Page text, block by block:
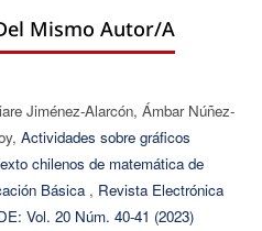
Mismo Autor/a
Jiménez-Alarcón, Ámbar Núñez-
Actividades sobre gráficos
chilenos de matemática de
Básica , Revista Electrónica
Vol. 20 Núm. 40-41 (2023)